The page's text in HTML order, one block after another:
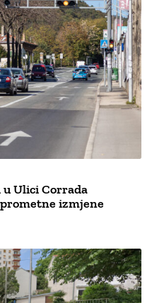
Ulici Corrada
izmjene